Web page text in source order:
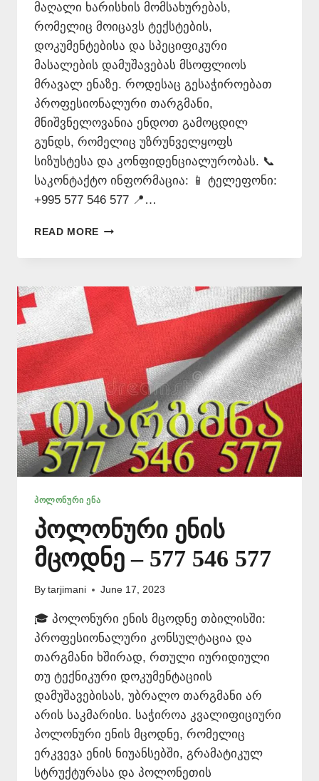
მაღალი ხარისხის მომსახურებას,
რომელიც მოიცავს ტექსტების,
დოკუმენტებისა და სპეციფიკური
მასალების დამუშავებას მსოფლიოს
მრავალ ენაზე. როდესაც გესაჭიროებათ
პროფესიონალური თარგმანი,
მნიშვნელოვანია ენდოთ გამოცდილ
გუნდს, რომელიც უზრუნველყოფს
სიზუსტესა და კონფიდენციალურობას. 📞
საკონტაქტო ინფორმაცია: 📱 ტელეფონი:
+995 577 546 577 📍…
READ MORE ᲛᲗᲐᲠᲒᲛᲜᲔᲚᲝᲑᲘᲗᲘ
–
ᲗᲐᲠᲒᲛᲐᲜᲘ
ᲞᲝᲚᲝᲜᲣᲠᲘ ᲔᲜᲐ
პოლონური ენის
მცოდნე – 577 546 577
By tarjimani June 17, 2023
🎓 პოლონური ენის მცოდნე თბილისში:
პროფესიონალური კონსულტაცია და
თარგმანი ხშირად, რთული იურიდიული
თუ ტექნიკური დოკუმენტაციის
დამუშავებისას, უბრალო თარგმანი არ
არის საკმარისი. საჭიროა კვალიფიციური
პოლონური ენის მცოდნე, რომელიც
ერკვევა ენის ნიუანსებში, გრამატიკულ
სტრუქტურასა და პოლონეთის